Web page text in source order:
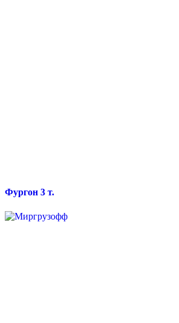
Фургон 3 т.